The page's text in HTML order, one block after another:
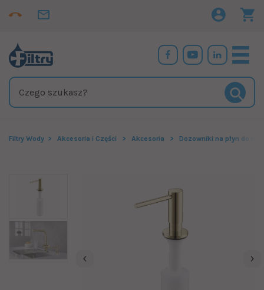
Filtry Wody Akcesoria i Części Akcesoria Dozowniki na płyn do